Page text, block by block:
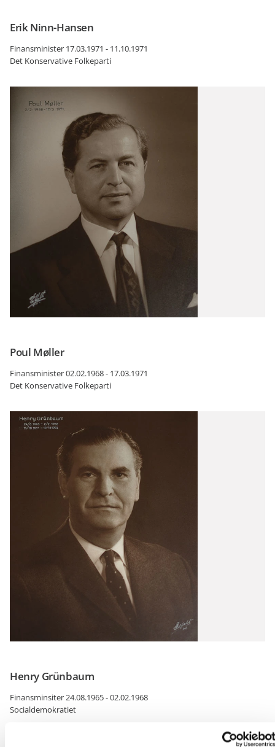
Erik Ninn-Hansen
Finansminister 17.03.1971 - 11.10.1971
Det Konservative Folkeparti
Poul Møller
Finansminister 02.02.1968 - 17.03.1971
Det Konservative Folkeparti
Henry Grünbaum
Finansminsiter 24.08.1965 - 02.02.1968
Socialdemokratiet